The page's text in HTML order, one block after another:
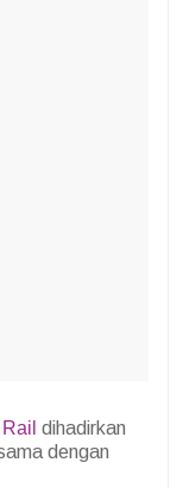
dihadirkan
dengan